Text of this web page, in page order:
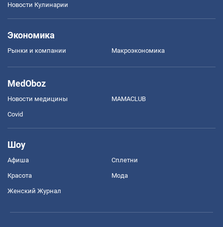
Новости Кулинарии
Экономика
Рынки и компании Mакроэкономика
MedOboz
Новости медицины MAMACLUB
Covid
Шоу
Афиша Сплетни
Красота Мода
Женский Журнал